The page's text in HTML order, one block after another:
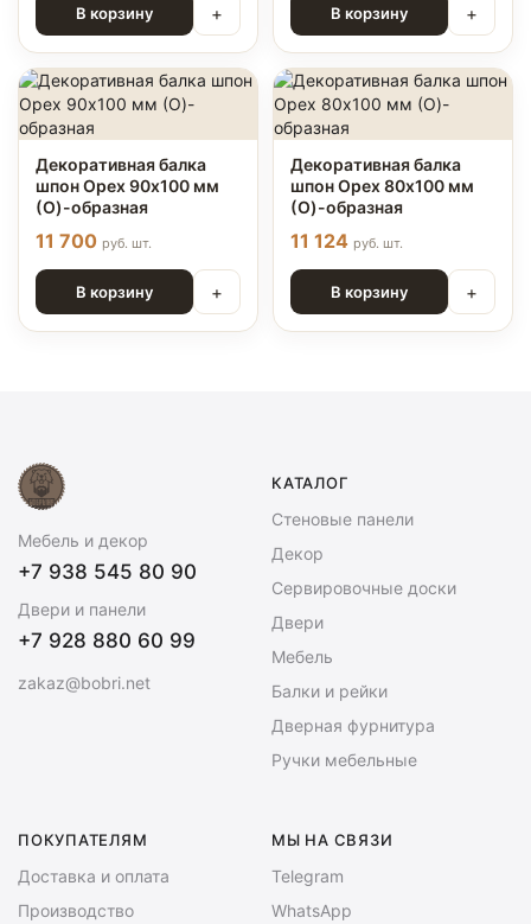
В корзину + В корзину +
Декоративная балка
шпон Орех 90х100 мм
(О)-образная
11 700 руб. шт.
В корзину +
Декоративная балка
шпон Орех 80х100 мм
(О)-образная
11 124 руб. шт.
В корзину +
Мебель и декор
+7 938 545 80 90
Двери и панели
+7 928 880 60 99
zakaz@bobri.net
КАТАЛОГ
Стеновые панели
Декор
Сервировочные доски
Двери
Мебель
Балки и рейки
Дверная фурнитура
Ручки мебельные
ПОКУПАТЕЛЯМ
Доставка и оплата
Производство
МЫ НА СВЯЗИ
Telegram
WhatsApp